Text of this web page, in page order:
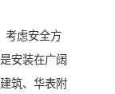
考虑安全方
安装在广阔
筑、华表附